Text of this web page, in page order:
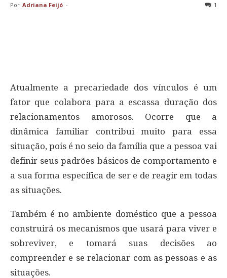
Por Adriana Feijó - 1
Atualmente a precariedade dos vínculos é um
fator que colabora para a escassa duração dos
relacionamentos amorosos. Ocorre que a
dinâmica familiar contribui muito para essa
situação, pois é no seio da família que a pessoa vai
definir seus padrões básicos de comportamento e
a sua forma específica de ser e de reagir em todas
as situações.
Também é no ambiente doméstico que a pessoa
construirá os mecanismos que usará para viver e
sobreviver, e tomará suas decisões ao
compreender e se relacionar com as pessoas e as
situações.